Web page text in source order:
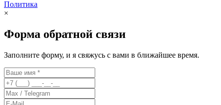
Политика
×
Форма обратной связи
Заполните форму, и я свяжусь с вами в ближайшее время.